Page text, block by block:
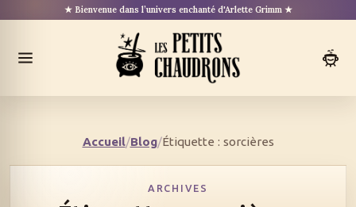
au
★ Bienvenue dans l’univers enchanté d'Arlette Grimm ★
Ouvrir
le
Accueil/Blog/Étiquette : sorcières
ARCHIVES